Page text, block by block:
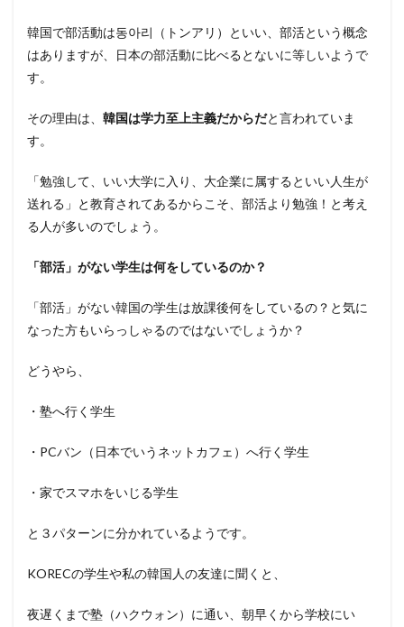
韓国で部活動は동아리（トンアリ）といい、部活という概念
はありますが、日本の部活動に比べるとないに等しいようで
す。
その理由は、 韓国は学力至上主義だからだと言われていま
す。
「勉強して、いい大学に入り、大企業に属するといい人生が
送れる」と教育されてあるからこそ、部活より勉強！と考え
る人が多いのでしょう。
「部活」がない学生は何をしているのか？
「部活」がない韓国の学生は放課後何をしているの？と気に
なった方もいらっしゃるのではないでしょうか？
どうやら、
・塾へ行く学生
・PCバン（日本でいうネットカフェ）へ行く学生
・家でスマホをいじる学生
と３パターンに分かれているようです。
KORECの学生や私の韓国人の友達に聞くと、
夜遅くまで塾（ハクウォン）に通い、朝早くから学校にい